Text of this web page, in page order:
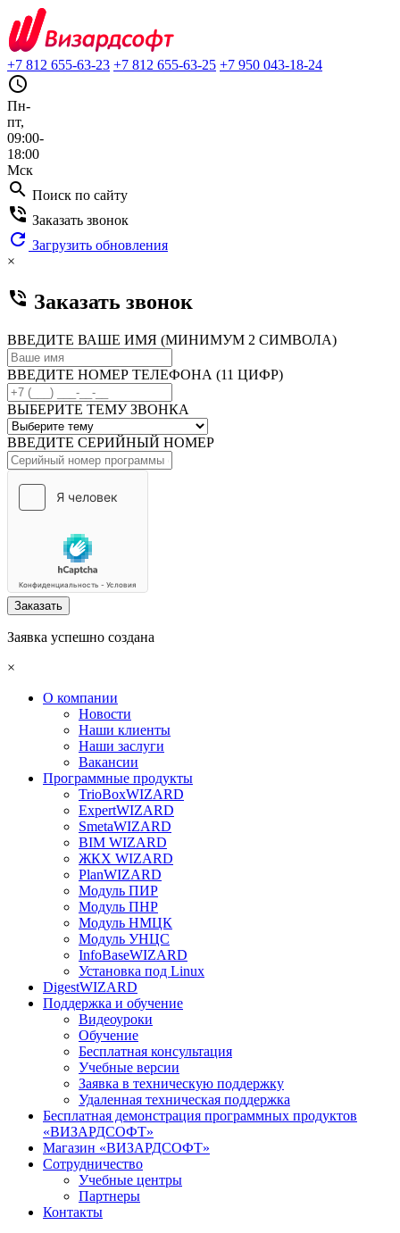
+7 812 655-63-23 +7 812 655-63-25 +7 950 043-18-24
query_builder
Пн-
пт,
09:00-
18:00
Мск
search Поиск по сайту
phone_in_talk Заказать звонок
refresh Загрузить обновления
×
phone_in_talk Заказать звонок
ВВЕДИТЕ ВАШЕ ИМЯ (МИНИМУМ 2 СИМВОЛА)
ВВЕДИТЕ НОМЕР ТЕЛЕФОНА (11 ЦИФР)
ВЫБЕРИТЕ ТЕМУ ЗВОНКА
ВВЕДИТЕ СЕРИЙНЫЙ НОМЕР
Заказать
Заявка успешно создана
×
О компании
Новости
Наши клиенты
Наши заслуги
Вакансии
Программные продукты
TrioBoxWIZARD
ExpertWIZARD
SmetaWIZARD
BIM WIZARD
ЖКХ WIZARD
PlanWIZARD
Модуль ПИР
Модуль ПНР
Модуль НМЦК
Модуль УНЦС
InfoBaseWIZARD
Установка под Linux
DigestWIZARD
Поддержка и обучение
Видеоуроки
Обучение
Бесплатная консультация
Учебные версии
Заявка в техническую поддержку
Удаленная техническая поддержка
Бесплатная демонстрация программных продуктов
«ВИЗАРДСОФТ»
Магазин «ВИЗАРДСОФТ»
Сотрудничество
Учебные центры
Партнеры
Контакты